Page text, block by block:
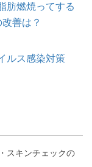
肪燃焼ってする
善は？
ルス感染対策
スキンチェックの